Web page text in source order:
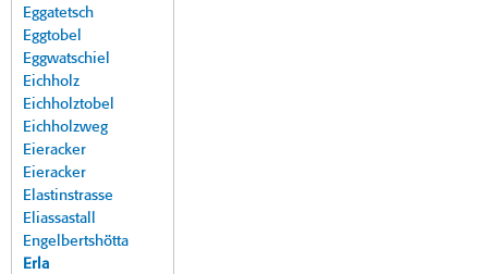
Eggatetsch
Eggtobel
Eggwatschiel
Eichholz
Eichholztobel
Eichholzweg
Eieracker
Eieracker
Elastinstrasse
Eliassastall
Engelbertshötta
Erla